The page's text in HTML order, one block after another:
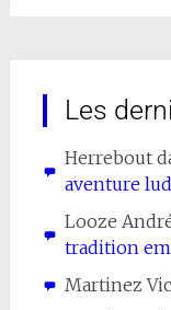
Les
Herrebout
aventure
Looze
tradition
Martinez